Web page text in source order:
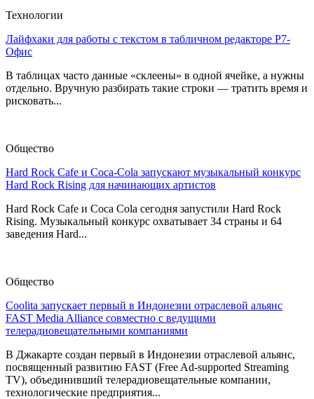
Технологии
Лайфхаки для работы с текстом в табличном редакторе Р7-
Офис
В таблицах часто данные «склеены» в одной ячейке, а нужны
отдельно. Вручную разбирать такие строки — тратить время и
рисковать...
Общество
Hard Rock Cafe и Coca-Cola запускают музыкальный конкурс
Hard Rock Rising для начинающих артистов
Hard Rock Cafe и Coca Cola сегодня запустили Hard Rock
Rising. Музыкальный конкурс охватывает 34 страны и 64
заведения Hard...
Общество
Coolita запускает первый в Индонезии отраслевой альянс
FAST Media Alliance совместно с ведущими
телерадиовещательными компаниями
В Джакарте создан первый в Индонезии отраслевой альянс,
посвященный развитию FAST (Free Ad-supported Streaming
TV), объединивший телерадиовещательные компании,
технологические предприятия...